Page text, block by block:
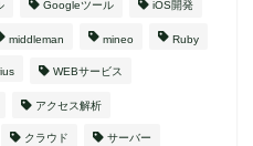
Googleツール iOS開発
middleman mineo Ruby
WEBサービス
アクセス解析
クラウド サーバー